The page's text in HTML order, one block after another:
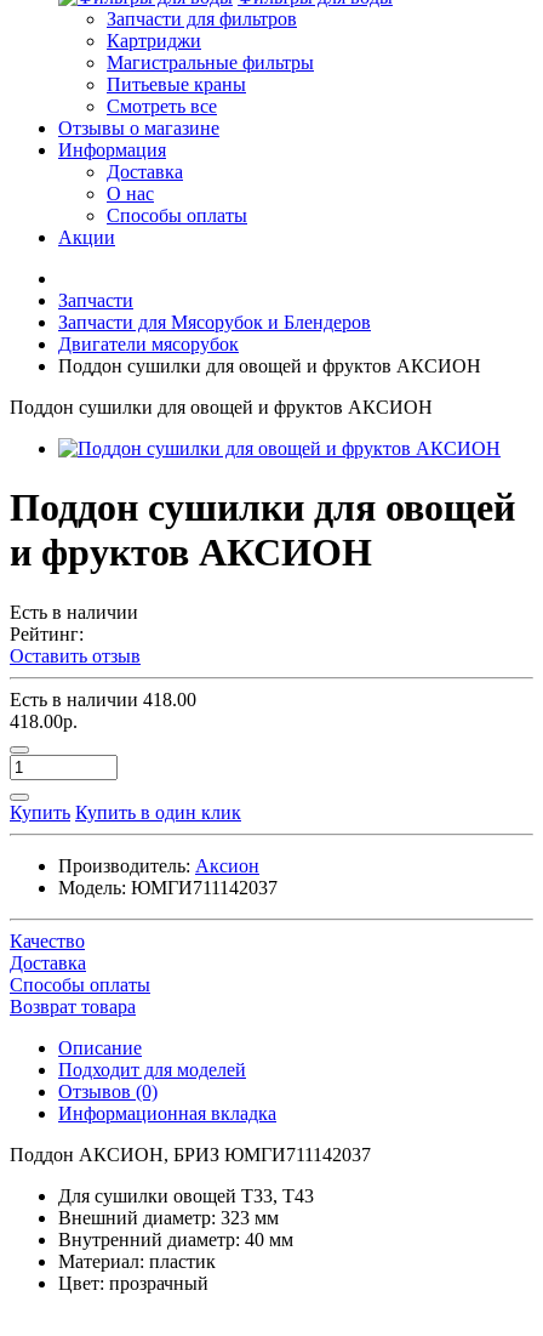
Запчасти для фильтров
Картриджи
Магистральные фильтры
Питьевые краны
Смотреть все
Отзывы о магазине
Информация
Доставка
О нас
Способы оплаты
Акции
Запчасти
Запчасти для Мясорубок и Блендеров
Двигатели мясорубок
Поддон сушилки для овощей и фруктов АКСИОН
Поддон сушилки для овощей и фруктов АКСИОН
Поддон сушилки для овощей
и фруктов АКСИОН
Есть в наличии
Рейтинг:
Оставить отзыв
Есть в наличии 418.00
418.00р.
Купить Купить в один клик
Производитель: Аксион
Модель: ЮМГИ711142037
Качество
Доставка
Способы оплаты
Возврат товара
Описание
Подходит для моделей
Отзывов (0)
Информационная вкладка
Поддон АКСИОН, БРИЗ ЮМГИ711142037
Для сушилки овощей Т33, Т43
Внешний диаметр: 323 мм
Внутренний диаметр: 40 мм
Материал: пластик
Цвет: прозрачный